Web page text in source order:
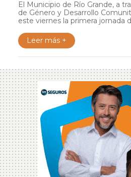
El Municipio de Río Grande, a
de Género y Desarrollo
este viernes la primera jornada
Leer más +